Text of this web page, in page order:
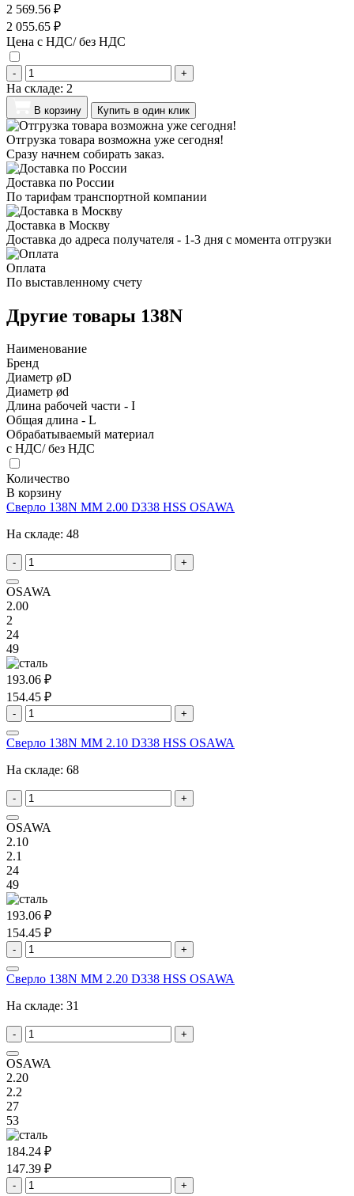
2 569.56 ₽
2 055.65 ₽
Цена с НДС/ без НДС
- +
На складе: 2
В корзину Купить в один клик
Отгрузка товара возможна уже сегодня!
Сразу начнем собирать заказ.
Доставка по России
По тарифам транспортной компании
Доставка в Москву
Доставка до адреса получателя - 1-3 дня с момента отгрузки
Оплата
По выставленному счету
Другие товары 138N
Наименование
Бренд
Диаметр øD
Диаметр ød
Длина рабочей части - I
Общая длина - L
Обрабатываемый материал
с НДС/ без НДС
Количество
В корзину
Сверло 138N MM 2.00 D338 HSS OSAWA
На складе: 48
- +
OSAWA
2.00
2
24
49
193.06 ₽
154.45 ₽
- +
Сверло 138N MM 2.10 D338 HSS OSAWA
На складе: 68
- +
OSAWA
2.10
2.1
24
49
193.06 ₽
154.45 ₽
- +
Сверло 138N MM 2.20 D338 HSS OSAWA
На складе: 31
- +
OSAWA
2.20
2.2
27
53
184.24 ₽
147.39 ₽
- +